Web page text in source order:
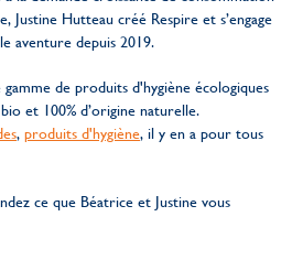
Justine Hutteau créé Respire et s’engage
aventure depuis 2019.
de produits d'hygiène écologiques
et 100% d’origine naturelle.
, produits d'hygiène, il y en a pour tous
ce que Béatrice et Justine vous